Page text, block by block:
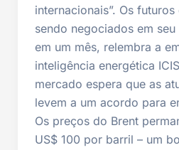
internacionais”. Os
sendo negociados em
em um mês, relembra a
inteligência energética
mercado espera que as
levem a um acordo para
Os preços do Brent
US$ 100 por barril – um